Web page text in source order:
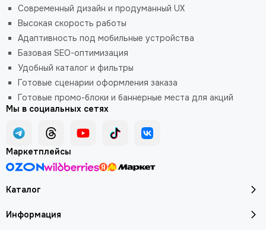
Каталог
Информация
Современный дизайн и продуманный UX
Высокая скорость работы
Адаптивность под мобильные устройства
Базовая SEO-оптимизация
Удобный каталог и фильтры
Готовые сценарии оформления заказа
Готовые промо-блоки и баннерные места для акций
Мы в социальных сетях
Маркетплейсы